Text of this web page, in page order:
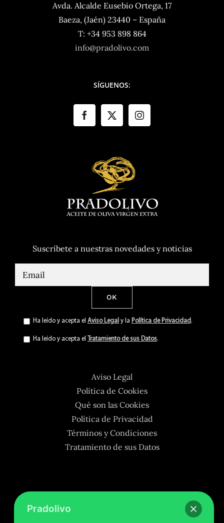
Avda. Alcalde Eusebio Ortega, 17
Baeza, (Jaén) 23440 – España
T: +34 953 898 864
info@pradolivo.com
SÍGUENOS:
Suscríbete a nuestras novedades y noticias
Ha leído y acepta el Aviso Legal y la Política de Privacidad .
Ha leído y acepta el Tratamiento de sus Datos.
Aviso Legal
Política de Cookies
Qué son las Cookies
Política de Privacidad
Términos y Condiciones
Tratamiento de sus Datos
Pradolivo